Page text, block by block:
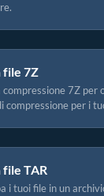
file 7Z
compressione 7Z per
compressione per i
file TAR
i tuoi file in un